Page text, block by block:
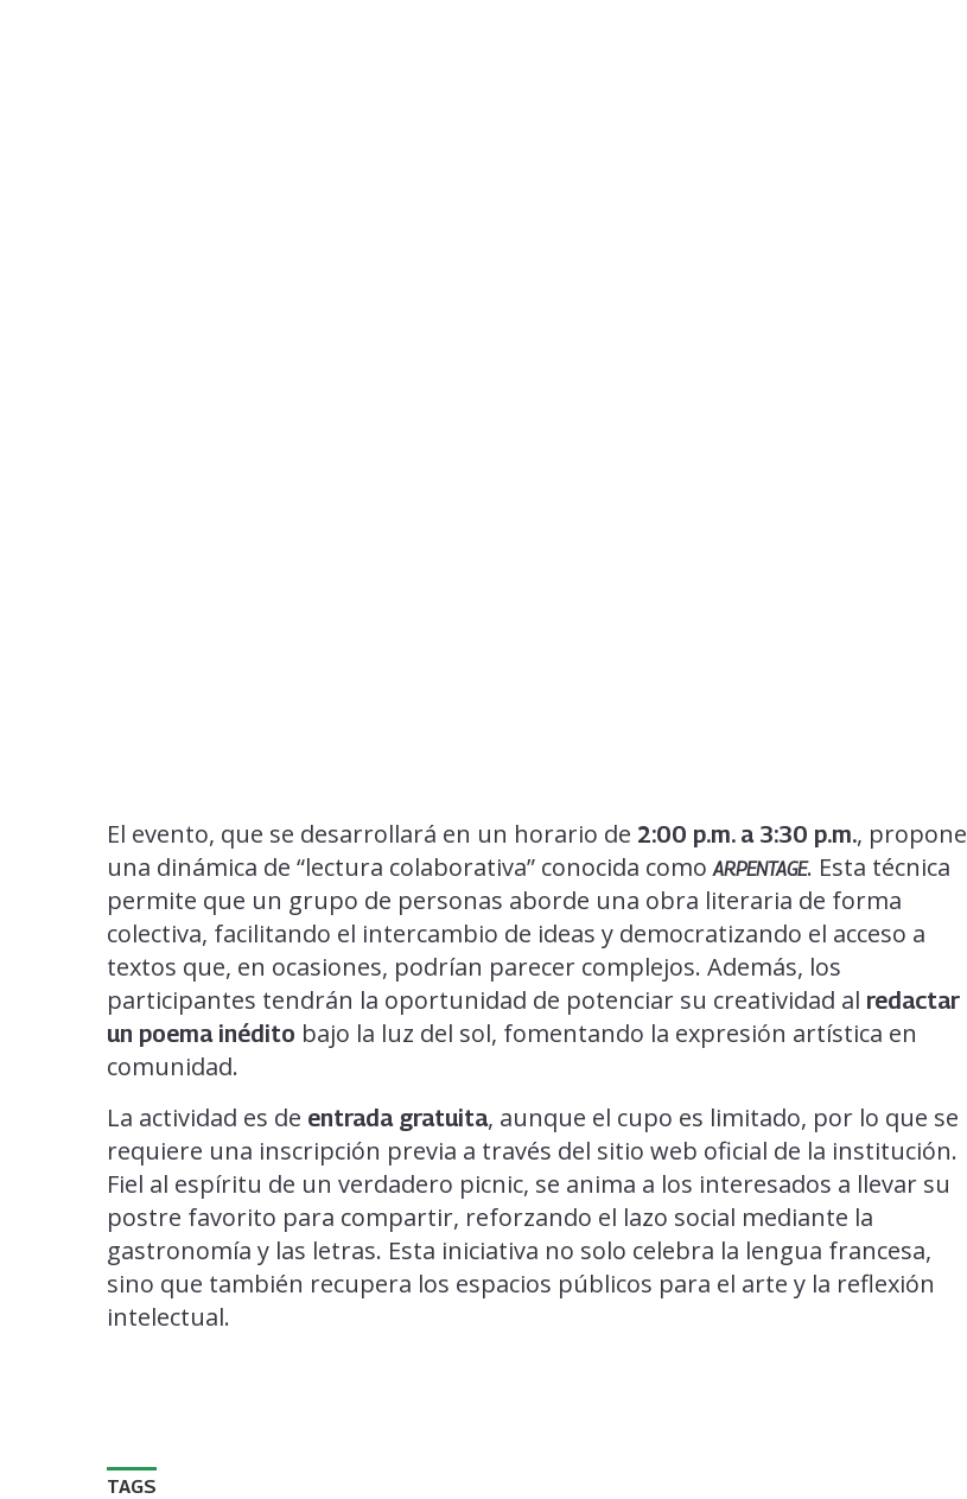
El evento, que se desarrollará en un horario de 2:00 p.m. a 3:30 p.m., propone
una dinámica de “lectura colaborativa” conocida comoARPENTAGE. Esta técnica
permite que un grupo de personas aborde una obra literaria de forma
colectiva, facilitando el intercambio de ideas y democratizando el acceso a
textos que, en ocasiones, podrían parecer complejos. Además, los
participantes tendrán la oportunidad de potenciar su creatividad al redactar
un poema inédito bajo la luz del sol, fomentando la expresión artística en
comunidad.
La actividad es de entrada gratuita, aunque el cupo es limitado, por lo que se
requiere una inscripción previa a través del sitio web oficial de la institución.
Fiel al espíritu de un verdadero picnic, se anima a los interesados a llevar su
postre favorito para compartir, reforzando el lazo social mediante la
gastronomía y las letras. Esta iniciativa no solo celebra la lengua francesa,
sino que también recupera los espacios públicos para el arte y la reflexión
intelectual.
TAGS